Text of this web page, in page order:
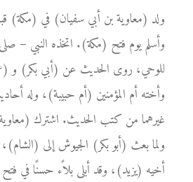
ولد (معاوية بن أبي سفيان) في (مكة)
وأسلم يوم فتح (مكة). اتخذه النبي – صلى
للوحي، روى الحديث عن (أبي بكر) و
وأخته أم المؤمنين (أم حبيبة)، وله
غيرهما من كتب الحديث. اشترك
ولما بعث (أبو بكر) الجيوش إلى
أخيه (يزيد)، وقد أبلى بلاًء حسنًا في فتح